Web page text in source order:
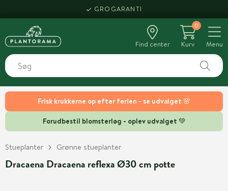
Frisk krukkerne op efter ferien - se udvalget 🌸
Forudbestil blomsterløg - oplev udvalget 💚
GROGARANTI
Find center
0
Kurv
Menu
Stueplanter Grønne stueplanter
Dracaena Dracaena reflexa Ø30 cm potte